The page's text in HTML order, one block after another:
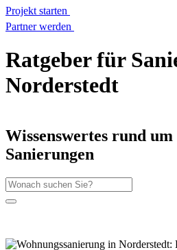
Projekt starten
Partner werden
Ratgeber für
Norderstedt
Wissenswertes rund um
Sanierungen